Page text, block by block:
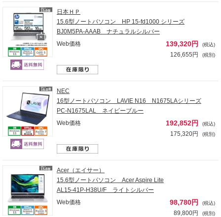
日本ＨＰ
15.6型ノートパソコン HP 15-fd1000 シリーズ
BJ0M5PA-AAAB ナチュラルシルバー
Web価格
139,320円 (税込)
126,655円 (税別)
NEC
16型ノートパソコン LAVIE N16 N1675LAシリーズ
PC-N1675LAL ネイビーブルー
Web価格
192,852円 (税込)
175,320円 (税別)
Acer（エイサー）
15.6型ノートパソコン Acer Aspire Lite
AL15-41P-H38U/F ライトシルバー
Web価格
98,780円 (税込)
89,800円 (税別)